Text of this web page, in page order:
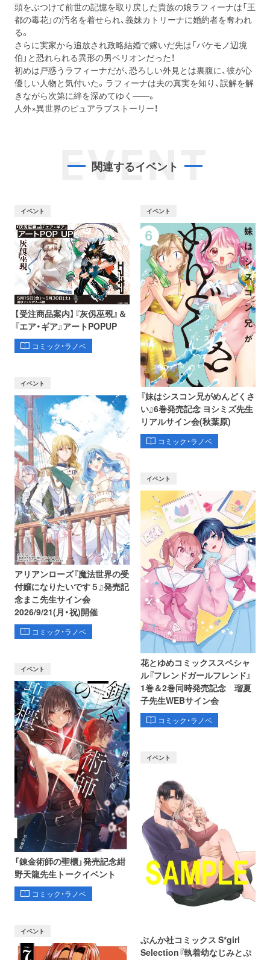
頭をぶつけて前世の記憶を取り戻した貴族の娘ラフィーナは「王
都の毒花」の汚名を着せられ、義妹カトリーナに婚約者を奪われ
る。
さらに実家から追放され政略結婚で嫁いだ先は「バケモノ辺境
伯」と恐れられる異形の男ベリオンだった！
初めは戸惑うラフィーナだが、恐ろしい外見とは裏腹に、彼が心
優しい人物と気付いた。ラフィーナは夫の真実を知り、誤解を解
きながら次第に絆を深めてゆく――。
人外×異世界のピュアラブストーリー！
EVENT
関連するイベント
イベント
【受注商品案内】『灰仭巫覡』＆
『エア・ギア』アートPOPUP
コミック・ラノベ
イベント
『妹はシスコン兄がめんどくさ
い』6巻発売記念 ヨシミズ先生
リアルサイン会(秋葉原)
コミック・ラノベ
イベント
アリアンローズ『魔法世界の受
付嬢になりたいです５』発売記
念まこ先生サイン会
2026/9/21(月・祝)開催
コミック・ラノベ
イベント
花とゆめコミックススペシャ
ル『フレンドガールフレンド』
1巻＆2巻同時発売記念 瑠夏
子先生WEBサイン会
コミック・ラノベ
イベント
「錬金術師の聖櫃」発売記念紺
野天龍先生トークイベント
コミック・ラノベ
イベント
ぶんか社コミックス S*girl
Selection『執着幼なじみとぷ
イベント